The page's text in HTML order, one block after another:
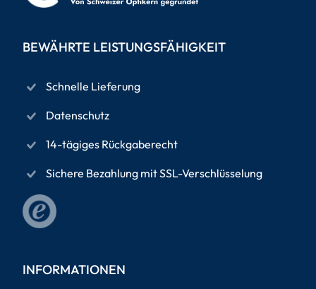
BEWÄHRTE LEISTUNGSFÄHIGKEIT
Schnelle Lieferung
Datenschutz
14-tägiges Rückgaberecht
Sichere Bezahlung mit SSL-Verschlüsselung
INFORMATIONEN